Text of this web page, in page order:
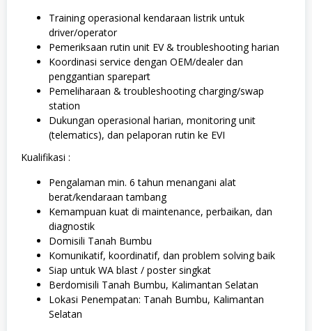
Training operasional kendaraan listrik untuk
driver/operator
Pemeriksaan rutin unit EV & troubleshooting harian
Koordinasi service dengan OEM/dealer dan
penggantian sparepart
Pemeliharaan & troubleshooting charging/swap
station
Dukungan operasional harian, monitoring unit
(telematics), dan pelaporan rutin ke EVI
Kualifikasi :
Pengalaman min. 6 tahun menangani alat
berat/kendaraan tambang
Kemampuan kuat di maintenance, perbaikan, dan
diagnostik
Domisili Tanah Bumbu
Komunikatif, koordinatif, dan problem solving baik
Siap untuk WA blast / poster singkat
Berdomisili Tanah Bumbu, Kalimantan Selatan
Lokasi Penempatan: Tanah Bumbu, Kalimantan
Selatan